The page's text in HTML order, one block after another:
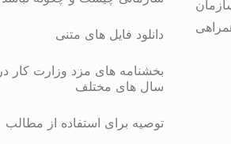
دانلود فایل های متنی
بخشنامه های مزد وزارت کار در
سال های مختلف
توصیه برای استفاده از مطالب